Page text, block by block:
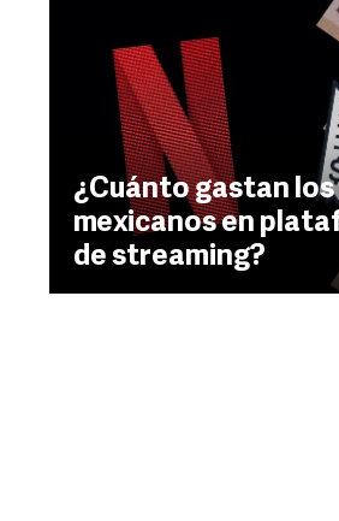
¿Cuánto gastan los
mexicanos en
de streaming?